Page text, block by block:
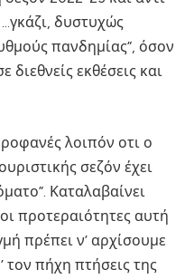
δυστυχώς
πανδημίας”, όσον
εκθέσεις και
λοιπόν οτι ο
σεζόν έχει
Καταλαβαίνει
προτεραιότητες αυτή
πρέπει ν’ αρχίσουμε
τον πήχη πτήσεις της